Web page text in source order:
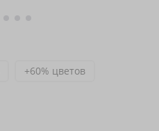
+60% цветов